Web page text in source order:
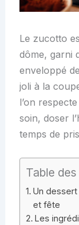
Le zucotto
dôme, garni
enveloppé
joli à la
l’on
soin, doser
temps de
Table
Un
et fête
Les